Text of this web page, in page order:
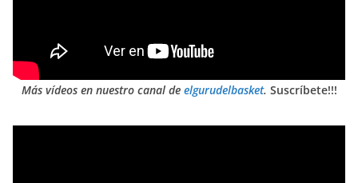
Más vídeos en nuestro canal de elgurudelbasket. Suscríbete!!!